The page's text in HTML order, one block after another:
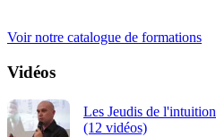
Voir notre catalogue de formations
Vidéos
Les Jeudis de l'intuition
(12 vidéos)